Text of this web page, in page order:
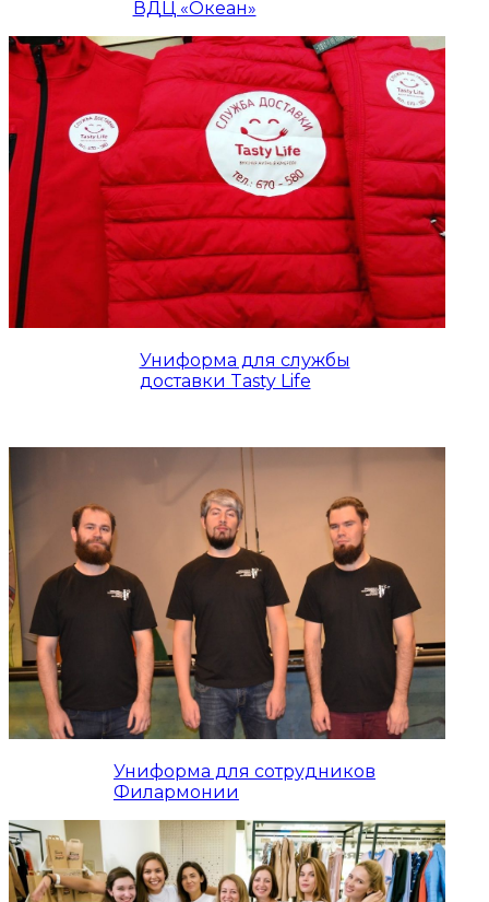
ВДЦ «Океан»
Униформа для службы
доставки Tasty Life
Униформа для сотрудников
Филармонии